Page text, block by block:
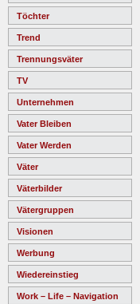
Töchter
Trend
Trennungsväter
TV
Unternehmen
Vater Bleiben
Vater Werden
Väter
Väterbilder
Vätergruppen
Visionen
Werbung
Wiedereinstieg
Work – Life – Navigation